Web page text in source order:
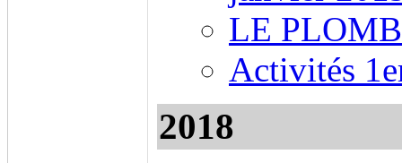
LE PLOMB
Activités
2018